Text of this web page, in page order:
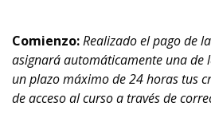
Comienzo:Realizado el pago de
asignará automáticamente una de
un plazo máximo de 24 horas tus
de acceso al curso a través de